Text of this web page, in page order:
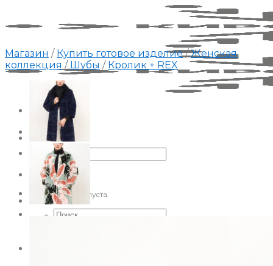
Искать:
Корзина пуста.
Искать:
Магазин / Купить готовое изделие / Женская
коллекция / Шубы / Кролик + REX